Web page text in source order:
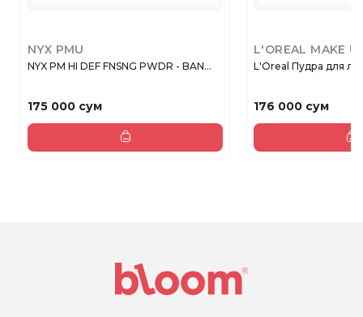
NYX PMU
NYX PM HI DEF FNSNG PWDR - BAN...
175 000 сум
L'OREAL MAKE
L'Oreal Пудра для
176 000 сум